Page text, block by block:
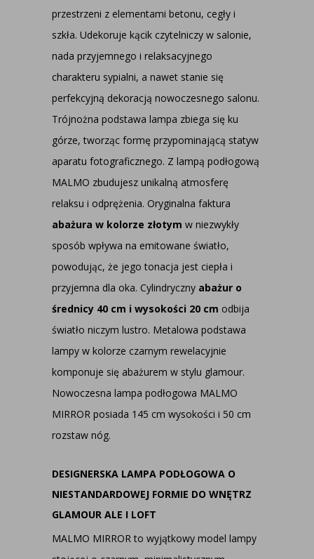
przestrzeni z elementami betonu, cegły i
szkła. Udekoruje kącik czytelniczy w salonie,
nada przyjemnego i relaksacyjnego
charakteru sypialni, a nawet stanie się
perfekcyjną dekoracją nowoczesnego salonu.
Trójnożna podstawa lampa zbiega się ku
górze, tworząc formę przypominającą statyw
aparatu fotograficznego. Z lampą podłogową
MALMO zbudujesz unikalną atmosferę
relaksu i odprężenia. Oryginalna faktura
abażura w kolorze złotym w niezwykły
sposób wpływa na emitowane światło,
powodując, że jego tonacja jest ciepła i
przyjemna dla oka. Cylindryczny abażur o
średnicy 40 cm i wysokości 20 cm odbija
światło niczym lustro. Metalowa podstawa
lampy w kolorze czarnym rewelacyjnie
komponuje się abażurem w stylu glamour.
Nowoczesna lampa podłogowa MALMO
MIRROR posiada 145 cm wysokości i 50 cm
rozstaw nóg.
DESIGNERSKA LAMPA PODŁOGOWA O
NIESTANDARDOWEJ FORMIE DO WNĘTRZ
GLAMOUR ALE I LOFT
MALMO MIRROR to wyjątkowy model lampy